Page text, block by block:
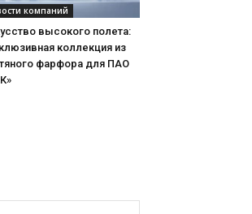
компаний
высокого полета:
коллекция из
фарфора для ПАО